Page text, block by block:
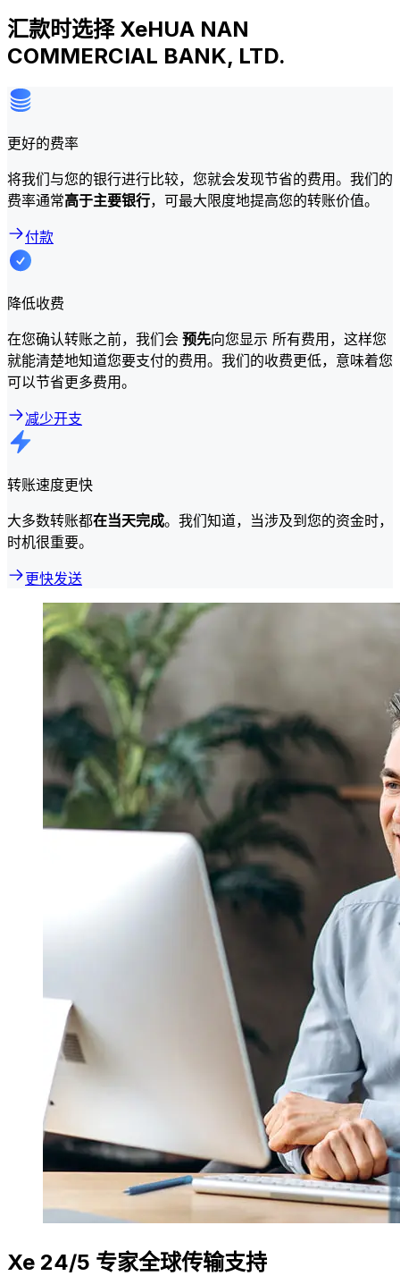
汇款时选择 XeHUA NAN
COMMERCIAL BANK, LTD.
更好的费率
将我们与您的银行进行比较，您就会发现节省的费用。我们的
费率通常高于主要银行，可最大限度地提高您的转账价值。
付款
降低收费
在您确认转账之前，我们会 预先向您显示 所有费用，这样您
就能清楚地知道您要支付的费用。我们的收费更低，意味着您
可以节省更多费用。
减少开支
转账速度更快
大多数转账都在当天完成。我们知道，当涉及到您的资金时，
时机很重要。
更快发送
Xe 24/5 专家全球传输支持